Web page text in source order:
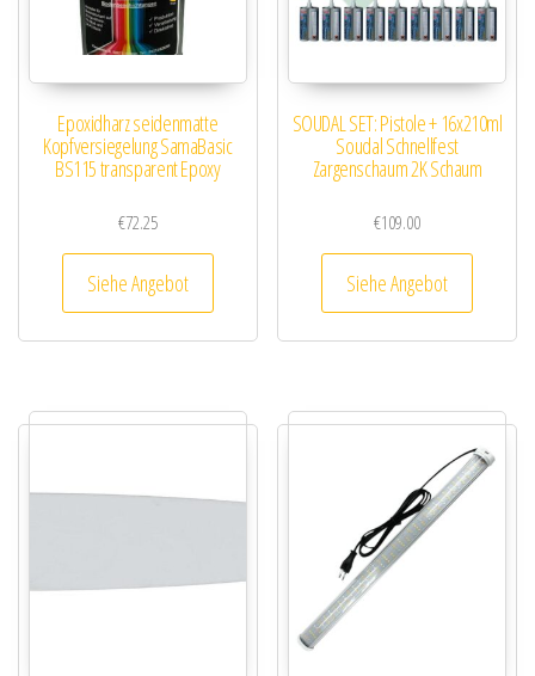
Epoxidharz seidenmatte
Kopfversiegelung SamaBasic
BS115 transparent Epoxy
€72.25
Siehe Angebot
SOUDAL SET: Pistole + 16x210ml
Soudal Schnellfest
Zargenschaum 2K Schaum
€109.00
Siehe Angebot